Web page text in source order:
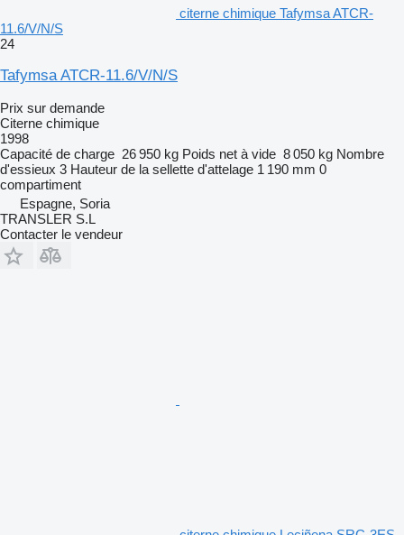
citerne chimique Tafymsa ATCR-
11.6/V/N/S
24
Tafymsa ATCR-11.6/V/N/S
Prix sur demande
Citerne chimique
1998
Capacité de charge 26 950 kg Poids net à vide 8 050 kg Nombre
d'essieux 3 Hauteur de la sellette d'attelage 1 190 mm 0
compartiment
Espagne, Soria
TRANSLER S.L
Contacter le vendeur